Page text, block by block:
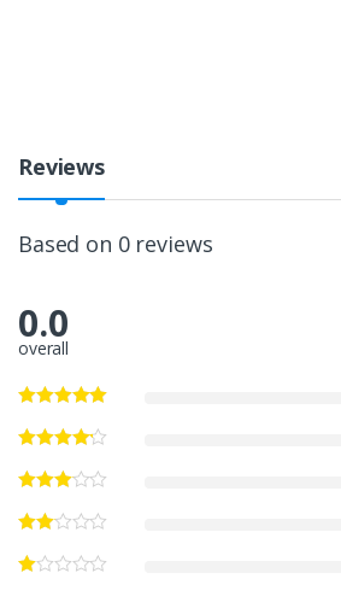
Reviews
Based on 0 reviews
0.0
overall